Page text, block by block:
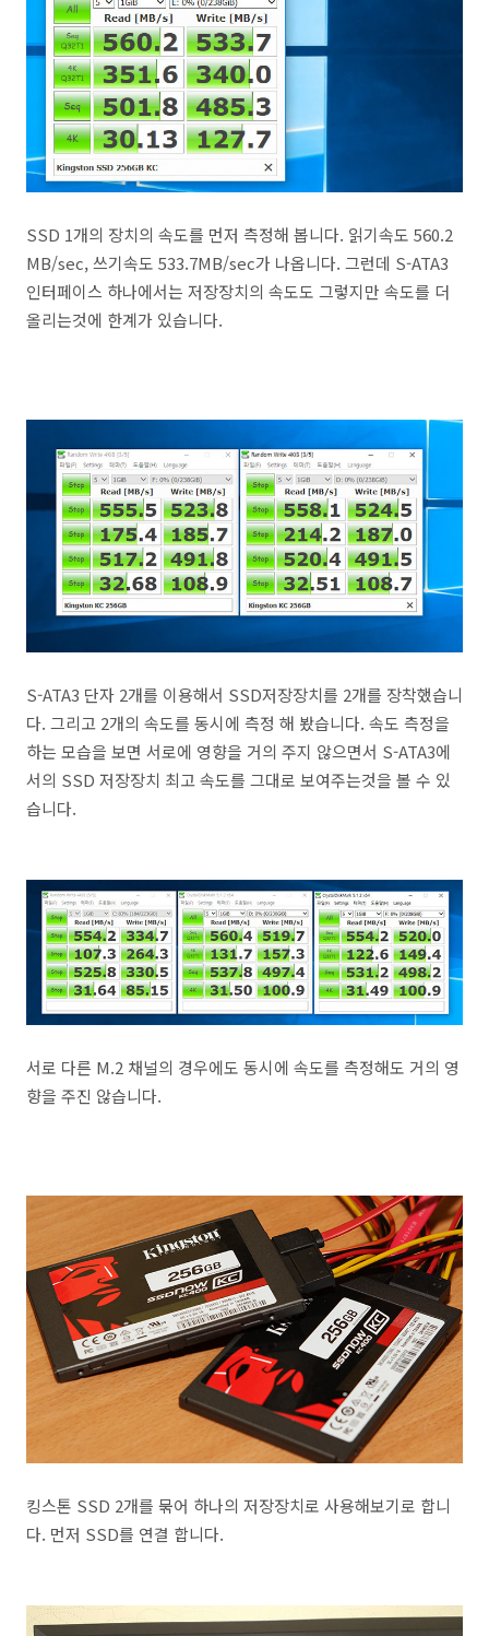
SSD 1개의 장치의 속도를 먼저 측정해 봅니다. 읽기속도 560.2
MB/sec, 쓰기속도 533.7MB/sec가 나옵니다. 그런데 S-ATA3
인터페이스 하나에서는 저장장치의 속도도 그렇지만 속도를 더
올리는것에 한계가 있습니다.
S-ATA3 단자 2개를 이용해서 SSD저장장치를 2개를 장착했습니
다. 그리고 2개의 속도를 동시에 측정 해 봤습니다. 속도 측정을
하는 모습을 보면 서로에 영향을 거의 주지 않으면서 S-ATA3에
서의 SSD 저장장치 최고 속도를 그대로 보여주는것을 볼 수 있
습니다.
서로 다른 M.2 채널의 경우에도 동시에 속도를 측정해도 거의 영
향을 주진 않습니다.
킹스톤 SSD 2개를 묶어 하나의 저장장치로 사용해보기로 합니
다. 먼저 SSD를 연결 합니다.